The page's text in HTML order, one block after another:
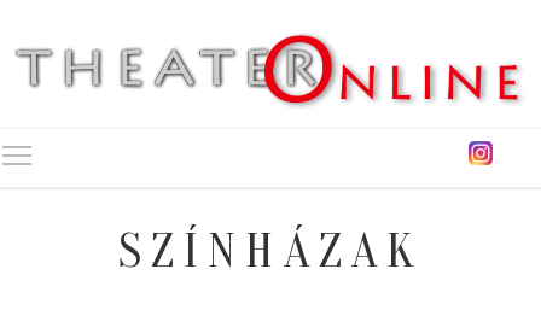
SZÍNHÁZAK